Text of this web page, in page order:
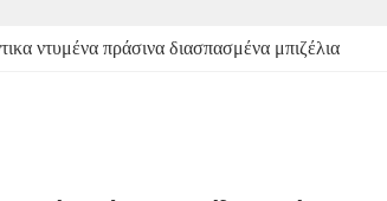
ντυμένα πράσινα διασπασμένα μπιζέλια